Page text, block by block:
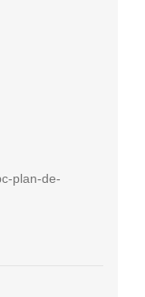
plan-de-